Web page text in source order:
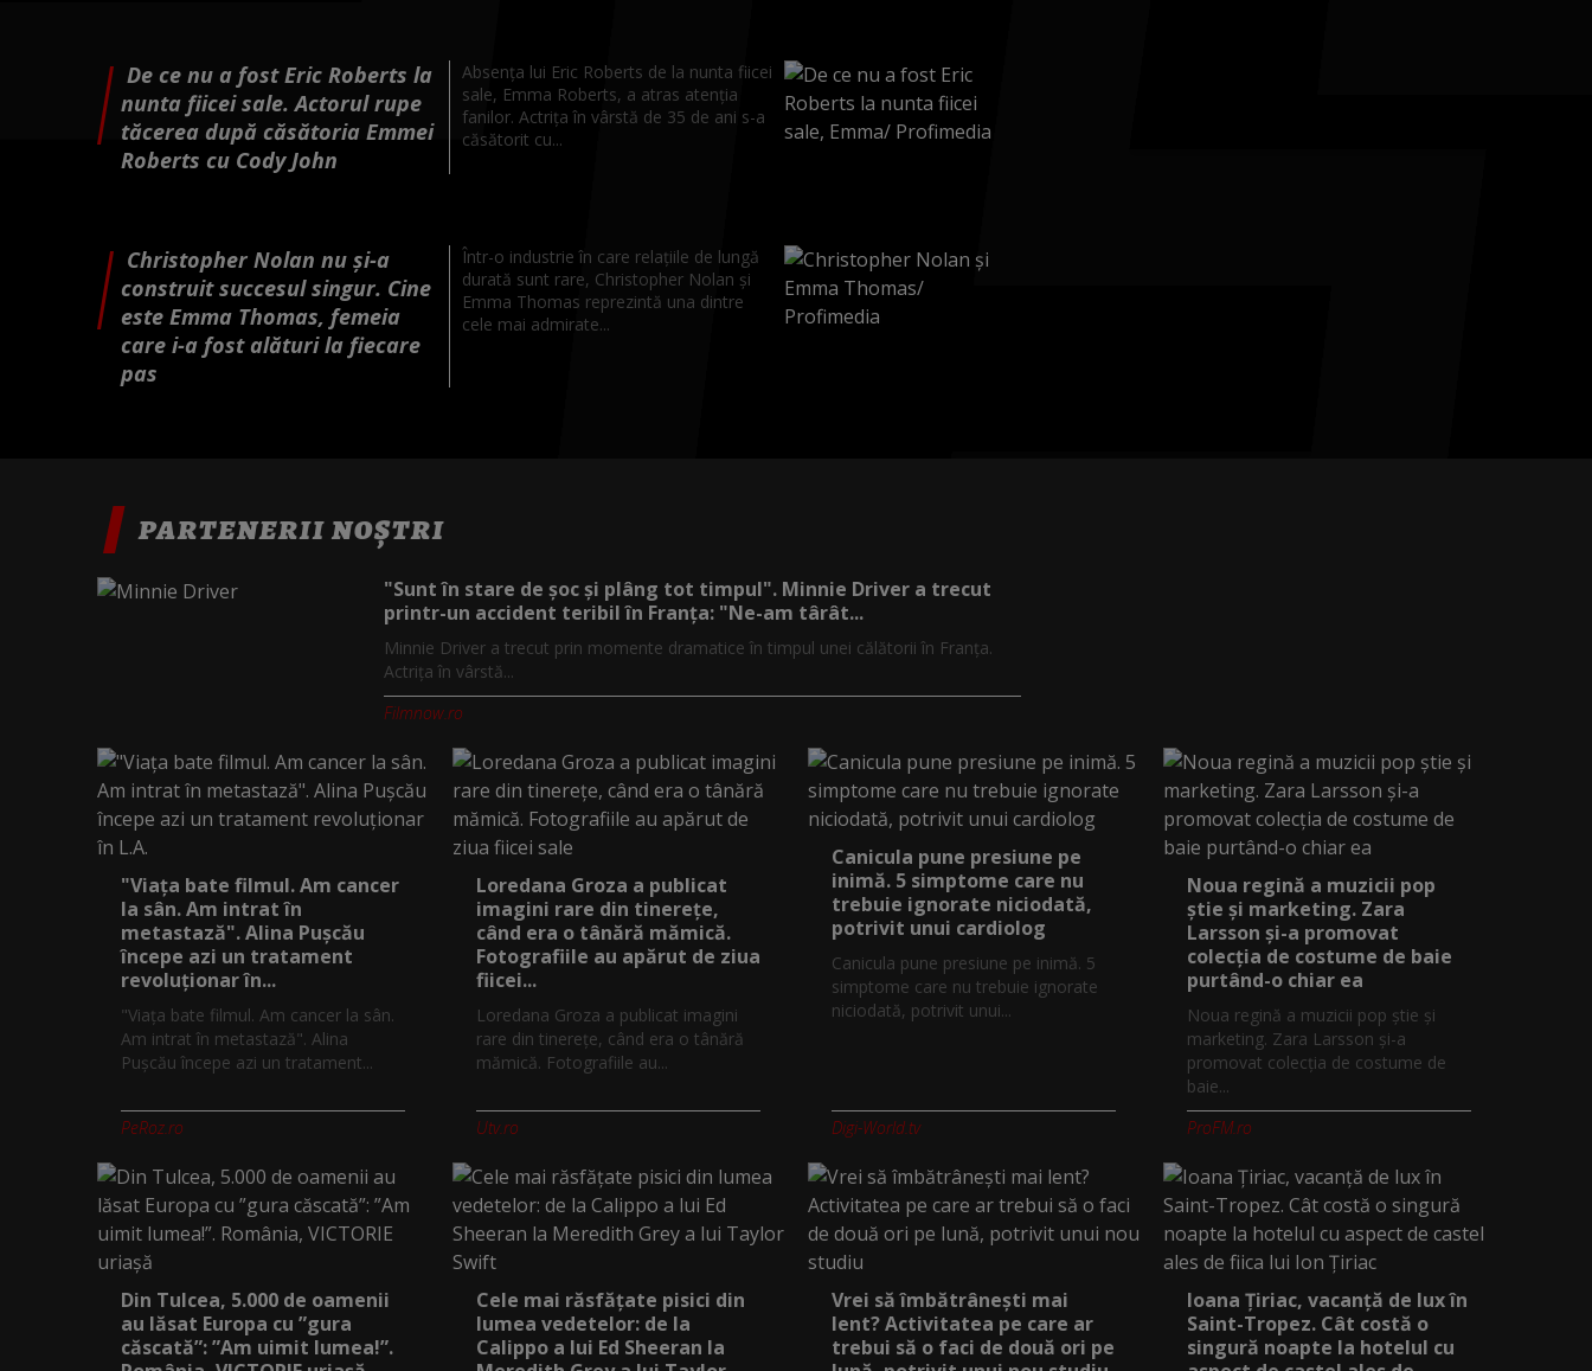
De ce nu a fost Eric Roberts la
nunta fiicei sale. Actorul rupe
tăcerea după căsătoria Emmei
Roberts cu Cody John
Absența lui Eric Roberts de la nunta fiicei
sale, Emma Roberts, a atras atenția
fanilor. Actrița în vârstă de 35 de ani s-a
căsătorit cu...
Christopher Nolan nu și-a
construit succesul singur. Cine
este Emma Thomas, femeia
care i-a fost alături la fiecare
pas
Într-o industrie în care relațiile de lungă
durată sunt rare, Christopher Nolan și
Emma Thomas reprezintă una dintre
cele mai admirate...
PARTENERII NOȘTRI
"Sunt în stare de șoc și plâng tot timpul". Minnie Driver a trecut
printr-un accident teribil în Franța: "Ne-am târât...
Minnie Driver a trecut prin momente dramatice în timpul unei călătorii în Franța.
Actrița în vârstă...
Filmnow.ro
"Viața bate filmul. Am cancer
la sân. Am intrat în
metastază". Alina Pușcău
începe azi un tratament
revoluționar în...
"Viața bate filmul. Am cancer la sân.
Am intrat în metastază". Alina
Pușcău începe azi un tratament...
PeRoz.ro
Loredana Groza a publicat
imagini rare din tinerețe,
când era o tânără mămică.
Fotografiile au apărut de ziua
fiicei...
Loredana Groza a publicat imagini
rare din tinerețe, când era o tânără
mămică. Fotografiile au...
Utv.ro
Canicula pune presiune pe
inimă. 5 simptome care nu
trebuie ignorate niciodată,
potrivit unui cardiolog
Canicula pune presiune pe inimă. 5
simptome care nu trebuie ignorate
niciodată, potrivit unui...
Digi-World.tv
Noua regină a muzicii pop
știe și marketing. Zara
Larsson și-a promovat
colecția de costume de baie
purtând-o chiar ea
Noua regină a muzicii pop știe și
marketing. Zara Larsson și-a
promovat colecția de costume de
baie...
ProFM.ro
Din Tulcea, 5.000 de oamenii
au lăsat Europa cu ”gura
căscată”: ”Am uimit lumea!”.
Cele mai răsfățate pisici din
lumea vedetelor: de la
Calippo a lui Ed Sheeran la
Vrei să îmbătrânești mai
lent? Activitatea pe care ar
trebui să o faci de două ori pe
Ioana Țiriac, vacanță de lux în
Saint-Tropez. Cât costă o
singură noapte la hotelul cu